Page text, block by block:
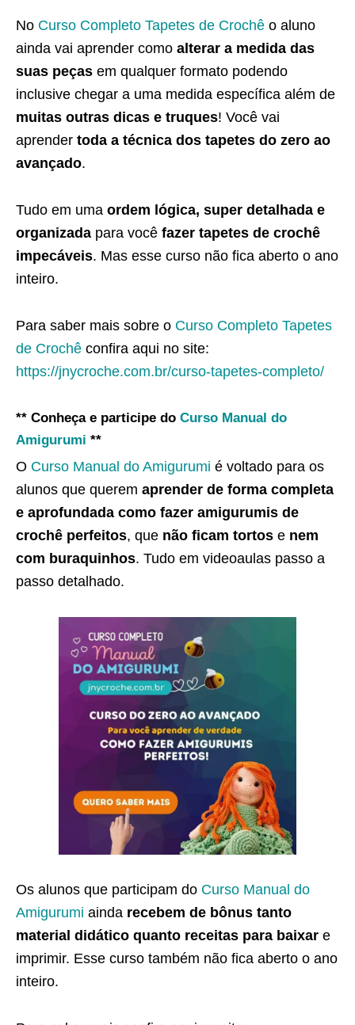
No Curso Completo Tapetes de Crochê o aluno
ainda vai aprender como alterar a medida das
suas peças em qualquer formato podendo
inclusive chegar a uma medida específica além de
muitas outras dicas e truques! Você vai
aprender toda a técnica dos tapetes do zero ao
avançado.
Tudo em uma ordem lógica, super detalhada e
organizada para você fazer tapetes de crochê
impecáveis. Mas esse curso não fica aberto o ano
inteiro.
Para saber mais sobre o Curso Completo Tapetes
de Crochê confira aqui no site:
https://jnycroche.com.br/curso-tapetes-completo/
** Conheça e participe do Curso Manual do
Amigurumi **
O Curso Manual do Amigurumi é voltado para os
alunos que querem aprender de forma completa
e aprofundada como fazer amigurumis de
crochê perfeitos, que não ficam tortos e nem
com buraquinhos. Tudo em videoaulas passo a
passo detalhado.
Os alunos que participam do Curso Manual do
Amigurumi ainda recebem de bônus tanto
material didático quanto receitas para baixar e
imprimir. Esse curso também não fica aberto o ano
inteiro.